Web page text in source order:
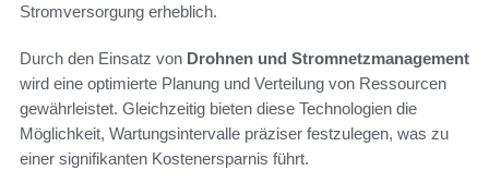
Stromversorgung erheblich.
Durch den Einsatz von Drohnen und Stromnetzmanagement
wird eine optimierte Planung und Verteilung von Ressourcen
gewährleistet. Gleichzeitig bieten diese Technologien die
Möglichkeit, Wartungsintervalle präziser festzulegen, was zu
einer signifikanten Kostenersparnis führt.